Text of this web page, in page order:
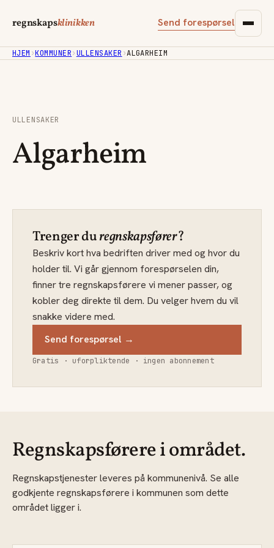
regnskapsklinikken Send forespørsel
HJEM ›KOMMUNER›ULLENSAKER ›ALGARHEIM
ULLENSAKER
Algarheim
Trenger duregnskapsfører?
Beskriv kort hva bedriften driver med og hvor du
holder til. Vi går gjennom forespørselen din,
finner tre regnskapsførere vi mener passer, og
kobler deg direkte til dem. Du velger hvem du vil
snakke videre med.
Send forespørsel →
Gratis · uforpliktende · ingen abonnement
Regnskapsførere i området.
Regnskapstjenester leveres på kommunenivå. Se alle
godkjente regnskapsførere i kommunen som dette
området ligger i.